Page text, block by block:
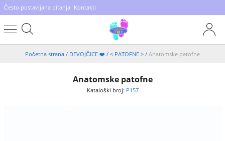
Često postavljana pitanja Kontakti
Početna strana / DEVOJČICE ❤️ / < PATOFNE > / Anatomske patofne
Anatomske patofne
Kataloški broj: P157